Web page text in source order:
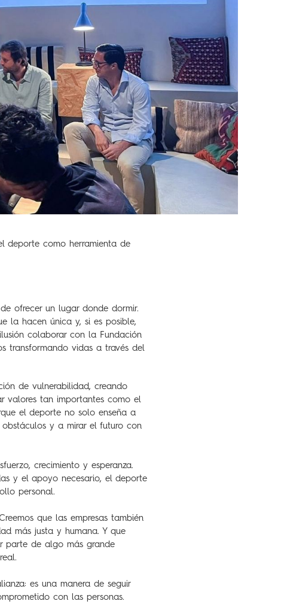
deporte como herramienta de
ofrecer un lugar donde dormir.
la hacen única y, si es posible,
colaborar con la Fundación
transformando vidas a través del
de vulnerabilidad, creando
valores tan importantes como el
el deporte no solo enseña a
y a mirar el futuro con
crecimiento y esperanza.
y el apoyo necesario, el deporte
personal.
que las empresas también
más justa y humana. Y que
parte de algo más grande
es una manera de seguir
con las personas.